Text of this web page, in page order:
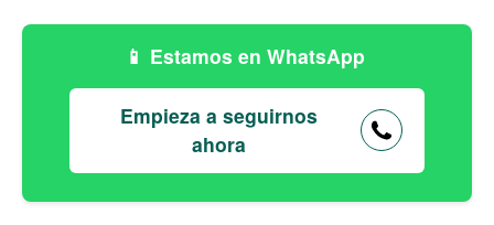
Estamos en WhatsApp
Empieza a seguirnos
ahora